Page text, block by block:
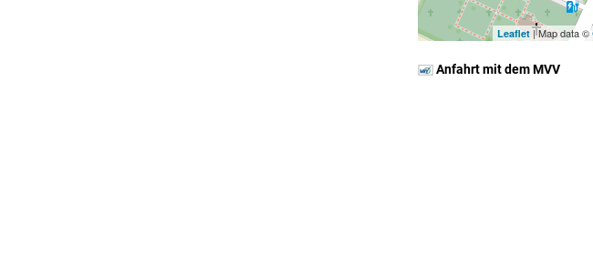
Leaflet| Map data ©
Anfahrt mit dem MVV